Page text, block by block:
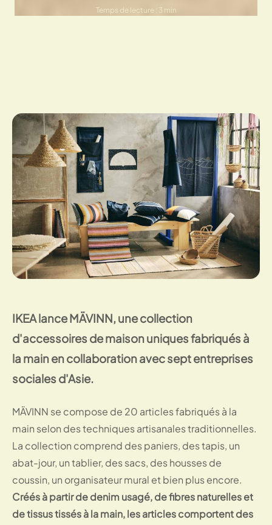
Temps de lecture : 3 min
IKEA lance MÄVINN, une collection
d'accessoires de maison uniques fabriqués à
la main en collaboration avec sept entreprises
sociales d'Asie.
MÄVINN se compose de 20 articles fabriqués à la
main selon des techniques artisanales traditionnelles.
La collection comprend des paniers, des tapis, un
abat-jour, un tablier, des sacs, des housses de
coussin, un organisateur mural et bien plus encore.
Créés à partir de denim usagé, de fibres naturelles et
de tissus tissés à la main, les articles comportent des